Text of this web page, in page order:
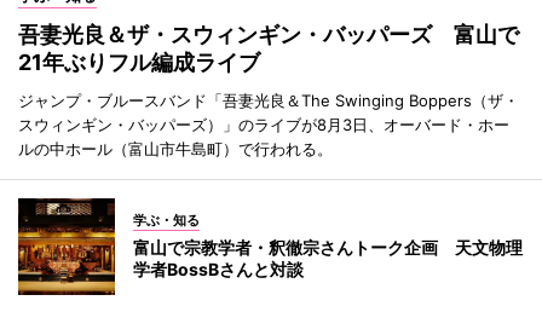
吾妻光良＆ザ・スウィンギン・バッパーズ 富山で
21年ぶりフル編成ライブ
ジャンプ・ブルースバンド「吾妻光良＆The Swinging Boppers（ザ・
スウィンギン・バッパーズ）」のライブが8月3日、オーバード・ホー
ルの中ホール（富山市牛島町）で行われる。
学ぶ・知る
富山で宗教学者・釈徹宗さんトーク企画 天文物理
学者BossBさんと対談